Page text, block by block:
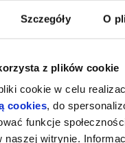
Szczegóły O
z plików cookie
cookie w celu
cookies, do
funkcje
naszej witrynie.
w